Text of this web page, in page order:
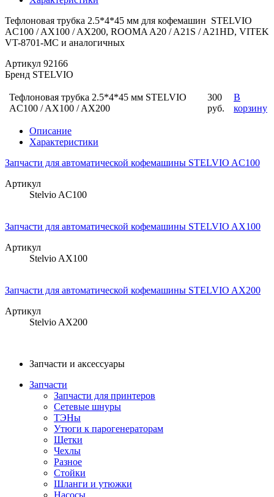
Тефлоновая трубка 2.5*4*45 мм для кофемашин STELVIO
AC100 / AX100 / AX200, ROOMA A20 / A21S / A21HD, VITEK
VT-8701-MC и аналогичных
Артикул 92166
Бренд STELVIO
Тефлоновая трубка 2.5*4*45 мм STELVIO
AC100 / AX100 / AX200
300
руб.
В
корзину
Описание
Характеристики
Запчасти для автоматической кофемашины STELVIO AC100
Артикул
Stelvio AC100
Запчасти для автоматической кофемашины STELVIO AX100
Артикул
Stelvio AX100
Запчасти для автоматической кофемашины STELVIO AX200
Артикул
Stelvio AX200
Запчасти и аксессуары
Запчасти
Запчасти для принтеров
Сетевые шнуры
ТЭНы
Утюги к парогенераторам
Щетки
Чехлы
Разное
Стойки
Шланги и утюжки
Насосы